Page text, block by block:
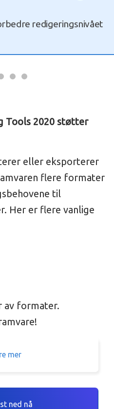
redigeringsnivået
Tools 2020 støtter
eller eksporterer
flere formater
til
Her er flere vanlige
av formater.
mer
ned nå